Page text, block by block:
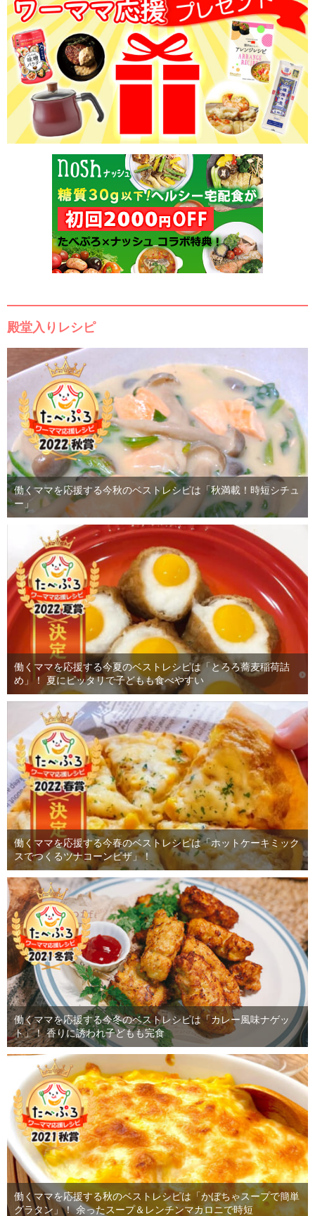
殿堂入りレシピ
働くママを応援する今秋のベストレシピは「秋満載！時短シチュ
ー」
働くママを応援する今夏のベストレシピは「とろろ蕎麦稲荷詰
め」！ 夏にピッタリで子どもも食べやすい
働くママを応援する今春のベストレシピは「ホットケーキミック
スでつくるツナコーンピザ」！
働くママを応援する今冬のベストレシピは「カレー風味ナゲッ
ト」！ 香りに誘われ子どもも完食
働くママを応援する秋のベストレシピは「かぼちゃスープで簡単
グラタン」！ 余ったスープ＆レンチンマカロニで時短